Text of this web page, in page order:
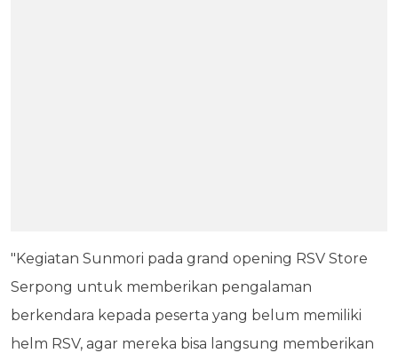
"Kegiatan Sunmori pada grand opening RSV Store
Serpong untuk memberikan pengalaman
berkendara kepada peserta yang belum memiliki
helm RSV, agar mereka bisa langsung memberikan